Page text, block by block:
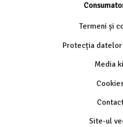
Termeni și
Protecția datelor
Media
Site-ul